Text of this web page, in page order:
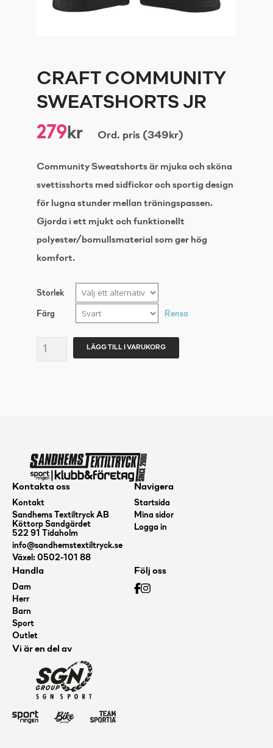
CRAFT COMMUNITY
SWEATSHORTS JR
279kr Ord. pris (349kr)
Community Sweatshorts är mjuka och sköna
svettisshorts med sidfickor och sportig design
för lugna stunder mellan träningspassen.
Gjorda i ett mjukt och funktionellt
polyester/bomullsmaterial som ger hög
komfort.
Storlek
Färg Rensa
CRAFT
LÄGG TILL I VARUKORG
Kontakta oss
Kontakt
Sandhems Textiltryck AB
Köttorp Sandgärdet
522 91 Tidaholm
info@sandhemstextiltryck.se
Växel: 0502-101 88
Navigera
Startsida
Mina sidor
Logga in
Handla
Dam
Herr
Barn
Sport
Outlet
Följ oss
Vi är en del av